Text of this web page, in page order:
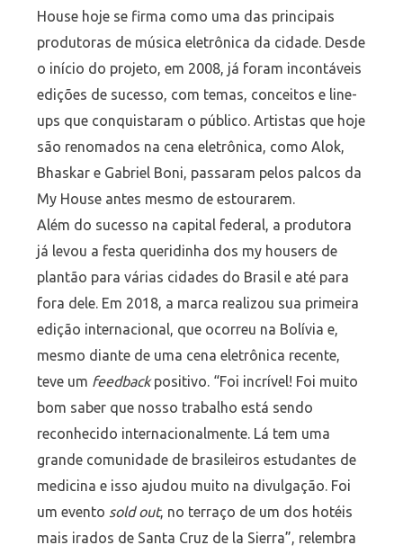
House hoje se firma como uma das principais
produtoras de música eletrônica da cidade. Desde
o início do projeto, em 2008, já foram incontáveis
edições de sucesso, com temas, conceitos e line-
ups que conquistaram o público. Artistas que hoje
são renomados na cena eletrônica, como Alok,
Bhaskar e Gabriel Boni, passaram pelos palcos da
My House antes mesmo de estourarem.
Além do sucesso na capital federal, a produtora
já levou a festa queridinha dos my housers de
plantão para várias cidades do Brasil e até para
fora dele. Em 2018, a marca realizou sua primeira
edição internacional, que ocorreu na Bolívia e,
mesmo diante de uma cena eletrônica recente,
teve um feedbackpositivo. “Foi incrível! Foi muito
bom saber que nosso trabalho está sendo
reconhecido internacionalmente. Lá tem uma
grande comunidade de brasileiros estudantes de
medicina e isso ajudou muito na divulgação. Foi
um evento sold out, no terraço de um dos hotéis
mais irados de Santa Cruz de la Sierra”, relembra